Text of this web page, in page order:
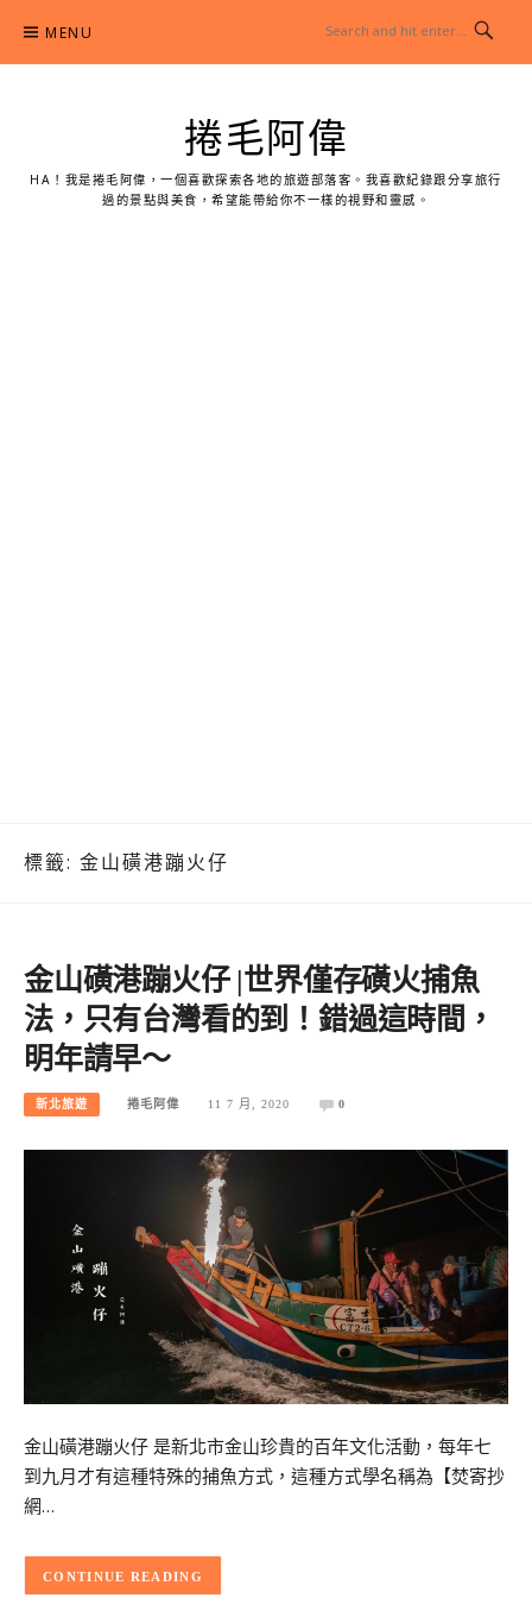
content
MENU
捲毛阿偉
HA！我是捲毛阿偉，一個喜歡探索各地的旅遊部落客。我喜歡紀錄跟分享旅行
過的景點與美食，希望能帶給你不一樣的視野和靈感。
標籤: 金山磺港蹦火仔
金山磺港蹦火仔 |世界僅存磺火捕魚
法，只有台灣看的到！錯過這時間，
明年請早～
新北旅遊 捲毛阿偉 11 7 月, 2020 0
金山磺港蹦火仔 是新北市金山珍貴的百年文化活動，每年七
到九月才有這種特殊的捕魚方式，這種方式學名稱為【焚寄抄
網…
CONTINUE READING